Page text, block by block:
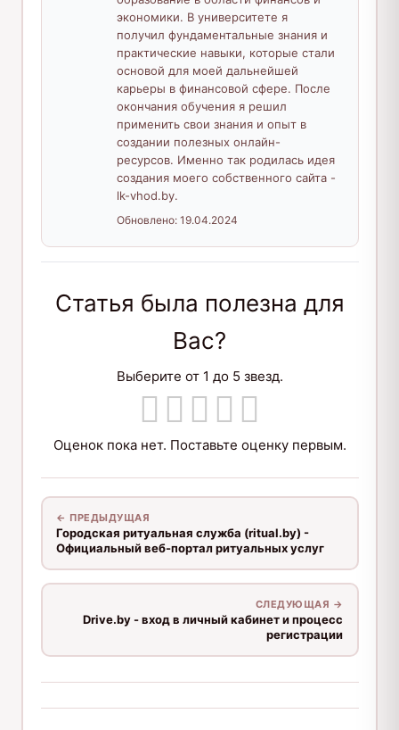
экономики. В университете я
получил фундаментальные знания и
практические навыки, которые стали
основой для моей дальнейшей
карьеры в финансовой сфере. После
окончания обучения я решил
применить свои знания и опыт в
создании полезных онлайн-
ресурсов. Именно так родилась идея
создания моего собственного сайта -
lk-vhod.by.
Обновлено: 19.04.2024
Статья была полезна для
Вас?
Выберите от 1 до 5 звезд.
Оценок пока нет. Поставьте оценку первым.
← ПРЕДЫДУЩАЯ
Городская ритуальная служба (ritual.by) -
Официальный веб-портал ритуальных услуг
СЛЕДУЮЩАЯ →
Drive.by - вход в личный кабинет и процесс
регистрации